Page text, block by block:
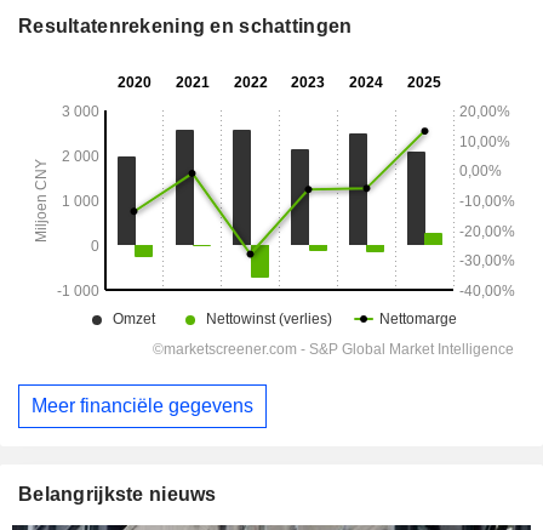
Resultatenrekening en schattingen
Meer financiële gegevens
Belangrijkste nieuws